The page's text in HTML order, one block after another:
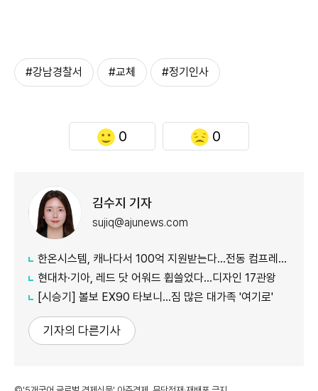
#강남경찰서 #교체 #정기인사
0 0
김수지 기자
sujiq@ajunews.com
한온시스템, 캐나다서 100억 지원받는다…전동 컴프레서 생산↑
현대차·기아, 레드 닷 어워드 휩쓸었다…디자인 17관왕
[시승기] 볼보 EX90 타보니…짐 많은 대가족 '여기로'
기자의 다른기사